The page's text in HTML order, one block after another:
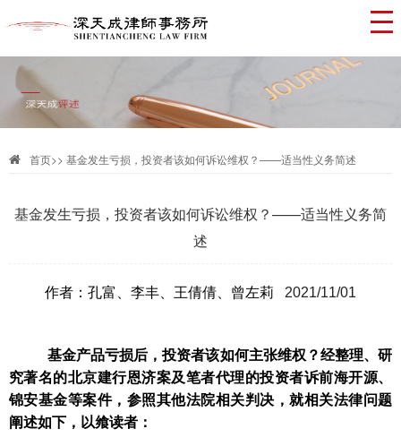
首页>> 基金发生亏损，投资者该如何诉讼维权？——适当性义务简述
基金发生亏损，投资者该如何诉讼维权？——适当性义务简
述
作者：孔富、李丰、王倩倩、曾左莉 2021/11/01
基金产品亏损后，投资者该如何主张维权？经整理、研
究著名的北京建行恩济案及笔者代理的投资者诉前海开源、
锦安基金等案件，参照其他法院相关判决，就相关法律问题
阐述如下，以飨读者：